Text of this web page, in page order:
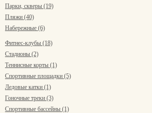
Парки, скверы (19)
Пляжи (40)
Набережные (6)
Фитнес-клубы (18)
Стадионы (2)
Теннисные корты (1)
Спортивные площадки (5)
Ледовые катки (1)
Гоночные треки (3)
Спортивные бассейны (1)